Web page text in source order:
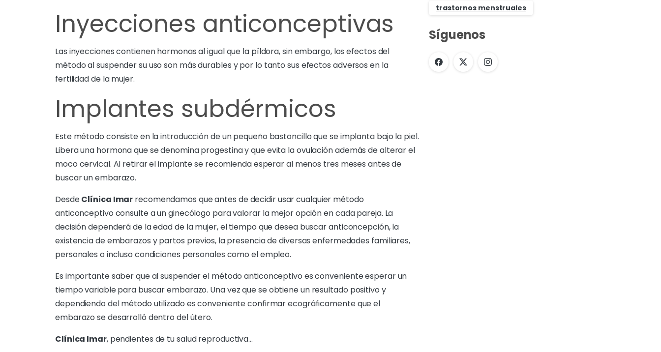
Inyecciones anticonceptivas
Las inyecciones contienen hormonas al igual que la píldora, sin embargo, los efectos del
método al suspender su uso son más durables y por lo tanto sus efectos adversos en la
fertilidad de la mujer.
Implantes subdérmicos
Este método consiste en la introducción de un pequeño bastoncillo que se implanta bajo la piel.
Libera una hormona que se denomina progestina y que evita la ovulación además de alterar el
moco cervical. Al retirar el implante se recomienda esperar al menos tres meses antes de
buscar un embarazo.
DesdeClínica Imar recomendamos que antes de decidir usar cualquier método
anticonceptivo consulte a un ginecólogo para valorar la mejor opción en cada pareja. La
decisión dependerá de la edad de la mujer, el tiempo que desea buscar anticoncepción, la
existencia de embarazos y partos previos, la presencia de diversas enfermedades familiares,
personales o incluso condiciones personales como el empleo.
Es importante saber que al suspender el método anticonceptivo es conveniente esperar un
tiempo variable para buscar embarazo. Una vez que se obtiene un resultado positivo y
dependiendo del método utilizado es conveniente confirmar ecográficamente que el
embarazo se desarrolló dentro del útero.
Clínica Imar, pendientes de tu salud reproductiva…
trastornos menstruales
Síguenos